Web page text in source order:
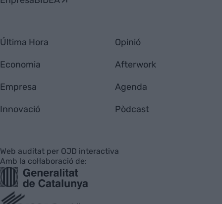
Última Hora
Economia
Empresa
Innovació
Opinió
Afterwork
Agenda
Pòdcast
Web auditat per OJD interactiva
Amb la col·laboració de: